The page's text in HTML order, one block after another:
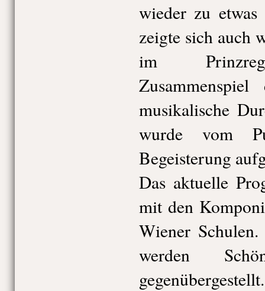
wieder zu etwas
zeigte sich auch
im
musikalische
wurde vom
Begeisterung
Das aktuelle
mit den
Wiener
werden
gegenübergestellt.